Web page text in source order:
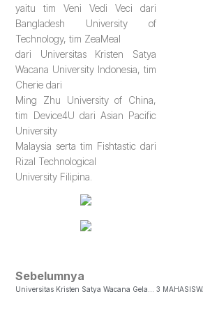
yaitu tim Veni Vedi Veci dari
Bangladesh University of
Technology, tim ZeaMeal
dari Universitas Kristen Satya
Wacana University Indonesia, tim
Cherie dari
Ming Zhu University of China,
tim Device4U dari Asian Pacific
University
Malaysia serta tim Fishtastic dari
Rizal Technological
University Filipina.
Sebelumnya